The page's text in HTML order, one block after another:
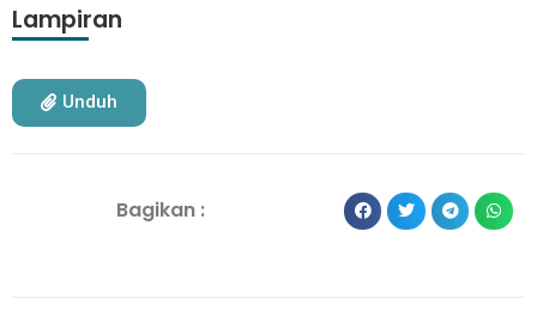
Lampiran
Unduh
Bagikan :